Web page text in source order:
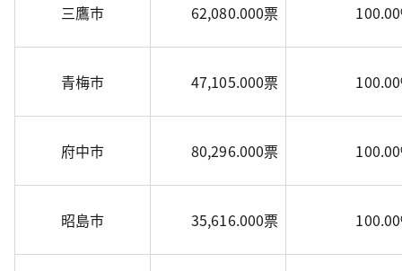
三鷹市 62,080.000票
青梅市 47,105.000票
府中市 80,296.000票
昭島市 35,616.000票